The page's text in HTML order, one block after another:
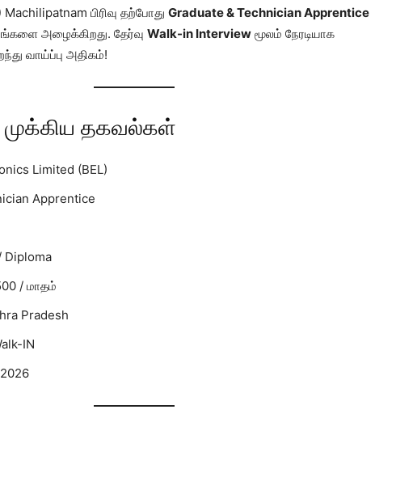
Machilipatnam பிரிவு தற்போது Graduate & Technician Apprentice
அழைக்கிறது. தேர்வு Walk-in Interview மூலம் நேரடியாக
வாய்ப்பு அதிகம்!
முக்கிய தகவல்கள்
Limited (BEL)
Apprentice
Diploma
/ மாதம்
Pradesh
IN